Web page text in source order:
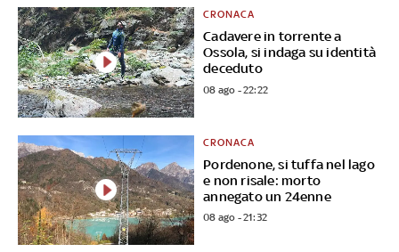
Cadavere in torrente a
Ossola, si indaga su identità
deceduto
CRONACA
08 ago - 22:22
Pordenone, si tuffa nel lago
e non risale: morto
annegato un 24enne
CRONACA
08 ago - 21:32